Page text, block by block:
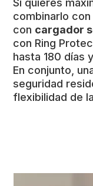
Si quieres
combinarlo con
con cargador
con Ring
hasta 180 días
En conjunto,
seguridad
flexibilidad de